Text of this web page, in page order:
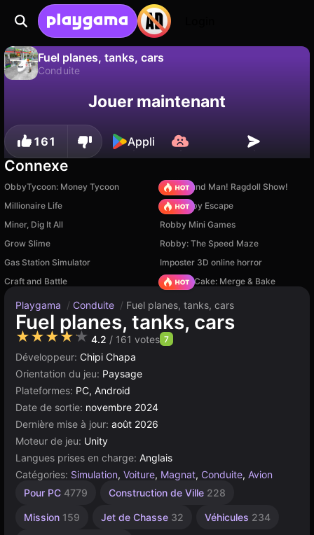
Fuel planes, tanks, cars
Conduite
progression !
Non Enregistrer
Jouer maintenant
161 Appli
Connexe
ObbyTycoon: Money Tycoon
Playground Man! Ragdoll Show!
Millionaire Life
Your Obby Escape
Miner, Dig It All
Robby Mini Games
Grow Slime
Robby: The Speed Maze
Gas Station Simulator
Imposter 3D online horror
Craft and Battle
Piece of Cake: Merge & Bake
Playgama / Conduite / Fuel planes, tanks, cars
Fuel planes, tanks, cars
★★★★★ 4.2 / 161 votes 7
Développeur: Chipi Chapa
Orientation du jeu: Paysage
Plateformes: PC, Android
Date de sortie: novembre 2024
Dernière mise à jour: août 2026
Moteur de jeu: Unity
Langues prises en charge: Anglais
Catégories: Simulation, Voiture, Magnat, Conduite, Avion
Pour PC 4779 Construction de Ville 228
Mission 159 Jet de Chasse 32 Véhicules 234
Mignons
Collection
Bureau
À 1
4147
Incrémentaux
Construction
Aviation
Gestion
Ressources
Haute
3569
Navigateur
Unity
ligne